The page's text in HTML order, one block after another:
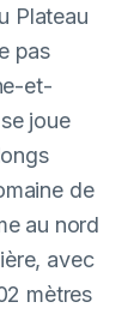
Plateau
pas
et-
joue
de
au nord
avec
mètres